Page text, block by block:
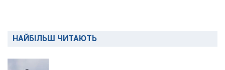
НАЙБІЛЬШ ЧИТАЮТЬ